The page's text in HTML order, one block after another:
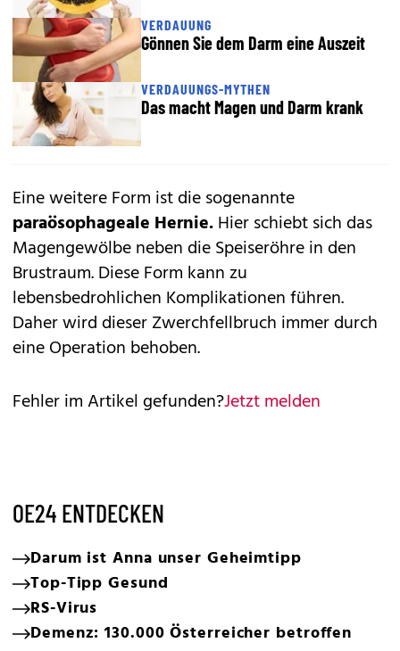
VERDAUUNG
Gönnen Sie dem Darm eine Auszeit
VERDAUUNGS-MYTHEN
Das macht Magen und Darm krank
Eine weitere Form ist die sogenannte
paraösophageale Hernie.Hier schiebt sich das
Magengewölbe neben die Speiseröhre in den
Brustraum. Diese Form kann zu
lebensbedrohlichen Komplikationen führen.
Daher wird dieser Zwerchfellbruch immer durch
eine Operation behoben.
Fehler im Artikel gefunden?Jetzt melden
OE24 ENTDECKEN
Darum ist Anna unser Geheimtipp
Top-Tipp Gesund
RS-Virus
Demenz: 130.000 Österreicher betroffen